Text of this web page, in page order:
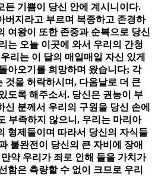
든 기쁨이 당신 안에 계시니이다.
버지라고 부르며 복종하고 존경하
여왕이 또한 존중과 순복으로 당신
는 오늘 이곳에 와서 우리의 간청
리는 이 달의 매일매일 자신 있게
아오기를 희망하며 왔습니다; 각
것을 허락하시며, 다음날로 더 큰
도록 해주소서. 당신은 권능이 부
분께서 우리의 구원을 당신 손에
부족하지 않으니, 우리는 마리아
형제들이며 따라서 당신의 자식들
불완전이 당신의 큰 자비에 장애
약 우리가 죄로 인해 들을 가치가
함은 측량할 수 없이 크므로 우리